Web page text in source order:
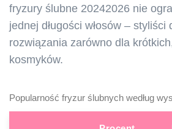
fryzury ślubne 20242026 nie
jednej długości włosów – styliści
rozwiązania zarówno dla
kosmyków.
Popularność fryzur ślubnych według